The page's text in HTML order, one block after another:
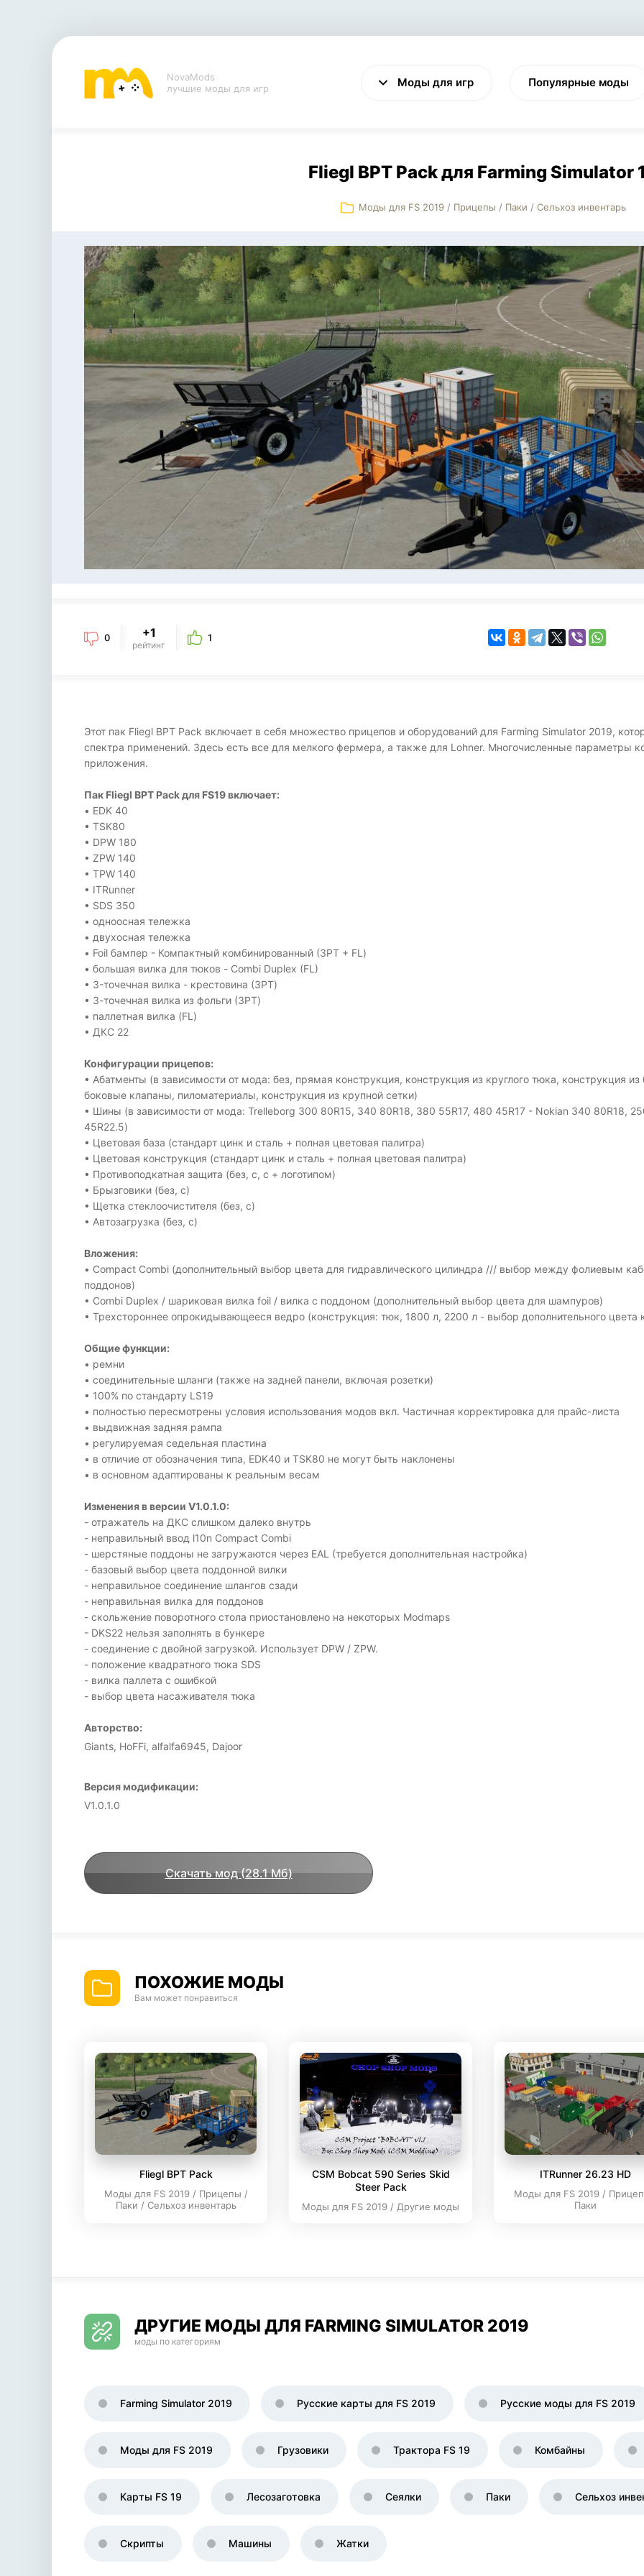
NovaMods
лучшие моды для игр
Моды для игр
VALHEIM CYBERPUNK 2077
KINGDOM COME:
DELIVERANCE
бродилка
KENSHI
экшн
Популярные моды
Fliegl BPT Pack для Farming Simulator
Моды для FS 2019/ Прицепы / Паки / Сельхоз инвентарь
0 +1
рейтинг
1
Этот пак Fliegl BPT Pack включает в себя множество прицепов и оборудований для Farming Simulator 2019,
спектра применений. Здесь есть все для мелкого фермера, а также для Lohner. Многочисленные параметры
приложения.
Пак Fliegl BPT Pack для FS19 включает:
• EDK 40
• TSK80
• DPW 180
• ZPW 140
• TPW 140
• ITRunner
• SDS 350
• одноосная тележка
• двухосная тележка
• Foil бампер - Компактный комбинированный (3PT + FL)
• большая вилка для тюков - Combi Duplex (FL)
• 3-точечная вилка - крестовина (3PT)
• 3-точечная вилка из фольги (3PT)
• паллетная вилка (FL)
• ДКС 22
Конфигурации прицепов:
• Абатменты (в зависимости от мода: без, прямая конструкция, конструкция из круглого тюка, конструкция
боковые клапаны, пиломатериалы, конструкция из крупной сетки)
• Шины (в зависимости от мода: Trelleborg 300 80R15, 340 80R18, 380 55R17, 480 45R17 - Nokian 340 80R18,
45R22.5)
• Цветовая база (стандарт цинк и сталь + полная цветовая палитра)
• Цветовая конструкция (стандарт цинк и сталь + полная цветовая палитра)
• Противоподкатная защита (без, с, с + логотипом)
• Брызговики (без, с)
• Щетка стеклоочистителя (без, с)
• Автозагрузка (без, с)
Вложения:
• Compact Combi (дополнительный выбор цвета для гидравлического цилиндра /// выбор между фолиевым
поддонов)
• Combi Duplex / шариковая вилка foil / вилка с поддоном (дополнительный выбор цвета для шампуров)
• Трехстороннее опрокидывающееся ведро (конструкция: тюк, 1800 л, 2200 л - выбор дополнительного цвета
Общие функции:
• ремни
• соединительные шланги (также на задней панели, включая розетки)
• 100% по стандарту LS19
• полностью пересмотрены условия использования модов вкл. Частичная корректировка для прайс-листа
• выдвижная задняя рампа
• регулируемая седельная пластина
• в отличие от обозначения типа, EDK40 и TSK80 не могут быть наклонены
• в основном адаптированы к реальным весам
Изменения в версии V1.0.1.0:
- отражатель на ДКС слишком далеко внутрь
- неправильный ввод l10n Compact Combi
- шерстяные поддоны не загружаются через EAL (требуется дополнительная настройка)
- базовый выбор цвета поддонной вилки
- неправильное соединение шлангов сзади
- неправильная вилка для поддонов
- скольжение поворотного стола приостановлено на некоторых Modmaps
- DKS22 нельзя заполнять в бункере
- соединение с двойной загрузкой. Использует DPW / ZPW.
- положение квадратного тюка SDS
- вилка паллета с ошибкой
- выбор цвета насаживателя тюка
Авторство:
Giants, HoFFi, alfalfa6945, Dajoor
Версия модификации:
V1.0.1.0
Скачать мод (28.1 Мб)
ПОХОЖИЕ МОДЫ
Вам может понравиться
Fliegl BPT Pack
Моды для FS 2019 / Прицепы /
Паки / Сельхоз инвентарь
CSM Bobcat 590 Series Skid
Steer Pack
Моды для FS 2019 / Другие моды
ITRunner 26.23 HD
Моды для FS 2019 /
Паки
ДРУГИЕ МОДЫ ДЛЯ FARMING SIMULATOR 2019
моды по категориям
Farming Simulator 2019 Русские карты для FS 2019 Русские моды для FS 2019
Моды для FS 2019 Грузовики Трактора FS 19 Комбайны
Карты FS 19 Лесозаготовка Сеялки Паки Сельхоз
Скрипты Машины Жатки